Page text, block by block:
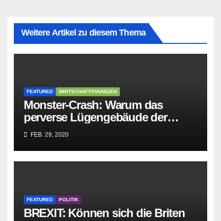
Weitere Artikel zu diesem Thema
FEATURED WIRTSCHAFT/FINANZEN
Monster-Crash: Warum das
perverse Lügengebäude der
Sozialisten in sich
zusammenbricht!
FEB. 29, 2020
FEATURED POLITIK
BREXIT: Können sich die Briten